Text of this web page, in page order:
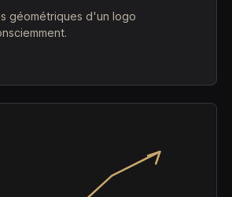
géométriques d'un logo